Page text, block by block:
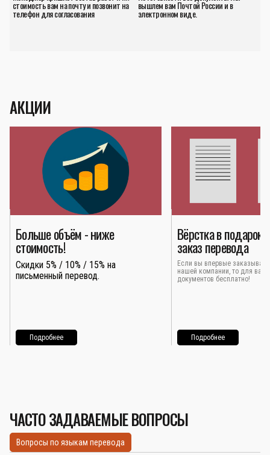
вышлем вам Почтой России и в
электронном виде.
стоимость вам на почту и позвонит на
телефон для согласования
АКЦИИ
Больше объём - ниже
стоимость!
Скидки 5% / 10% / 15% на
письменный перевод.
Подробнее
Вёрстка в подарок
заказ перевода
Если вы впервые
нашей компании, то для вас
документов бесплатно!
Подробнее
ЧАСТО ЗАДАВАЕМЫЕ ВОПРОСЫ
Вопросы по языкам перевода